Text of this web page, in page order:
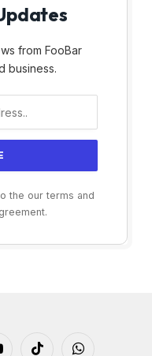
from FooBar
business.
the our terms and